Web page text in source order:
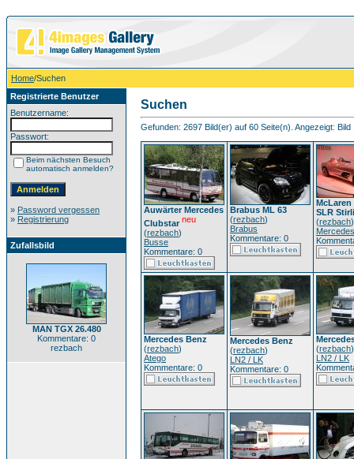
Home/Suchen
Registrierte Benutzer
Benutzername:
Passwort:
Beim nächsten Besuch
automatisch anmelden?
» Password vergessen
» Registrierung
Zufallsbild
MAN TGX 26.480
Kommentare: 0
rezbach
Suchen
Gefunden: 2697 Bild(er) auf 60 Seite(n). Angezeigt: Bild
Auwärter Mercedes
Clubstar neu
(rezbach)
Busse
Kommentare: 0
Brabus ML 63
(rezbach)
Brabus
Kommentare: 0
McLaren
SLR
(rezbach)
Mercedes Benz
(rezbach)
Atego
Kommentare: 0
Mercedes Benz
(rezbach)
LN2 / LK
Kommentare: 0
(rezbach)
LN2 / LK